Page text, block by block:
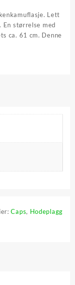
Lett
størrelse med
ca. 61 cm. Denne
Caps, Hodeplagg